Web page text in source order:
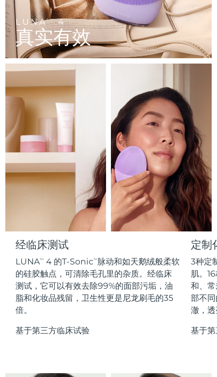
LUNATM4
真实有效
经临床测试
LUNATM 4 的T-SonicTM脉动和如天鹅绒般柔软
的硅胶触点，可清除毛孔里的杂质。经临床
测试，它可以有效去除99%的面部污垢，油
脂和化妆品残留，卫生性更是尼龙刷毛的35
倍。
基于第三方临床试验
定制
3种定
肌。
和、
部不
澈，
基于
For travel or gym bag
LUNA™ 护肤
Premium cleansers & balm
LUNA™ 设备
All facial cleansing devices
All premium facelift devices
UFO™ 3 go
Portable red light therapy
面膜
Rejuvenation & hydration
UFO™ 设备
All deep facial hydration devices
issa™ 4 baby
For ages 0-3
issa™ Teeth Whitening Set
ISSA™ 设备
All silicone sonic toothbrushes
Advanced clinical anti-aging
FAQ™ 103
Luxurious clinical anti-aging set
FAQ™ P1 Primer
Manuka honey primer
FAQ™护肤品
All FAQ™ skincare
FAQ™产品
All anti-aging treatments
LED mask
FAQ™ 211
Anti-aging neck & décolleté LED mask
FAQ™ 221
Anti-aging LED hand mask
FAQ™护肤品
All FAQ™ skincare
FAQ™产品
All LED treatments
FAQ™ 301
LED hair strengthening scalp massager
FAQ™ Scalp Serum
Scalp recovery probiotic serum
FAQ™护肤品
All FAQ™ skincare
FAQ™产品
All hair treatments
FAQ™ 501
Full-Spectrum Red Light Therapy
FAQ™ 502
Full-Spectrum Red Light Therapy
FAQ™ Red Light Serum
FAQ™ skincare
All FAQ™ skincare
FAQ™ products
All toning treatments
保健品
NEW
专业治疗
脱毛
PEACH™ 2 Pro Max
Professional IPL hair removal device
PEACH™ 2
IPL hair removal
PEACH™ 2 go
Travel-friendly IPL hair removal
PEACH™ Cooling Prep Gel
身体护理
BEAR™ 2 body
Microcurrent body toning
LUNA™ 4 body
Massaging body brush
SUPERCHARGED™ serum
Firming body serum
ESPADA™ 2 plus
Recurring acne LED therapy
ESPADA™ 2
Acne treatment device
ESPADA™ Blemish Solution
眼部护理
BEAR™ 2 eyes & lips
Microcurrent line smoothing device
IRIS™ 2
Rejuvenating eye massager
眼部护肤
毛孔护理
KIWI™ derma
Diamond microdermabrasion .
Blackhead remover
LUNA™ 4 hair
2-in-1 LED scalp massager
LED light hairbrush
牙齿美白
NEW
issa™ Teeth Whitening Set
Dual LED + sonic device & 18% PAP gel
issa™ Teeth Whitening Gel
更多的
塞浦路斯 预计送达日期12/8/26
捷克 预计送达日期
丹麦 预计送达日期11/8/26
芬兰 预计送达日期 11/8/26
法国 预计送达日期 11/8/26
法属波利尼西亚 预计送达日期 15/8/26
德国 预计送达日期 11/8/26
预计送达日期15/8/26
预计送达日期 11/8/26
中国香港特别行政区 12/8/26
匈牙利 预计送达日期 11/8/26
冰岛 预计送达日期 12/8/26
印度尼西亚 9/8/26
爱尔兰 11/8/26